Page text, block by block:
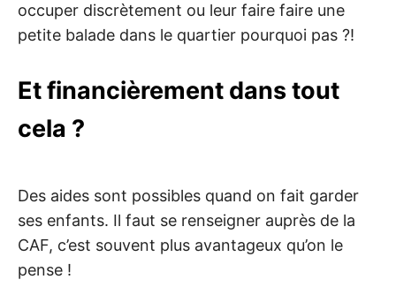
occuper discrètement ou leur faire faire une
petite balade dans le quartier pourquoi pas ?!
Et financièrement dans tout
cela ?
Des aides sont possibles quand on fait garder
ses enfants. Il faut se renseigner auprès de la
CAF, c’est souvent plus avantageux qu’on le
pense !